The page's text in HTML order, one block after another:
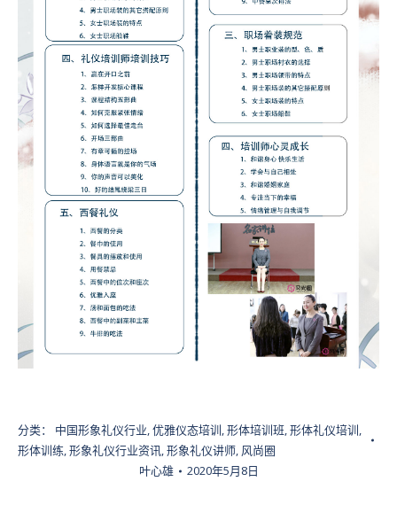
分类： 中国形象礼仪行业,优雅仪态培训,形体培训班,形体礼仪培训,
形体训练,形象礼仪行业资讯,形象礼仪讲师, 风尚圈
叶心雄
2020年5月8日